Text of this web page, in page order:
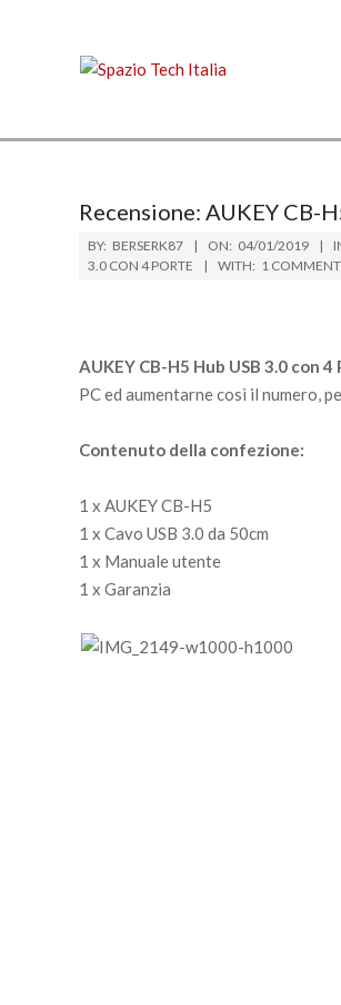
Recensione: AUKEY CB-
BY: BERSERK87 ON: 04/01/2019
3.0 CON 4 PORTE
WITH: 1 COMMENT
AUKEY CB-H5 Hub USB 3.0 con 4
PC ed aumentarne così il numero,
Contenuto della confezione:
1 x AUKEY CB-H5
1 x Cavo USB 3.0 da 50cm
1 x Manuale utente
1 x Garanzia